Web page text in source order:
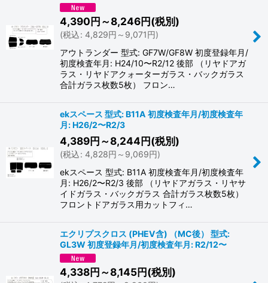
4,390円～8,246円(税別)
(税込: 4,829円 ～9,071円)
アウトランダー 型式: GF7W/GF8W 初度登録年月/
初度検査年月: H24/10〜R2/12 後部 （リヤドアガ
ラス・リヤドアクォーターガラス・バックガラス
合計ガラス枚数5枚） フロン…
ekスペース 型式: B11A 初度検査年月/初度検査年
月: H26/2〜R2/3
4,389円～8,244円(税別)
(税込: 4,828円 ～9,069円)
ekスペース 型式: B11A 初度検査年月/初度検査年
月: H26/2〜R2/3 後部 （リヤドアガラス・リヤサ
イドガラス・バックガラス 合計ガラス枚数5枚）
フロントドアガラス用カットフィ…
エクリプスクロス (PHEV含) （MC後） 型式:
GL3W 初度登録年月/初度検査年月: R2/12〜
4,338円～8,145円(税別)